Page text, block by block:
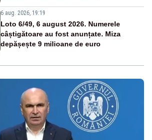
6 aug. 2026, 19:19
Loto 6/49, 6 august 2026. Numerele
câștigătoare au fost anunțate. Miza
depășește 9 milioane de euro